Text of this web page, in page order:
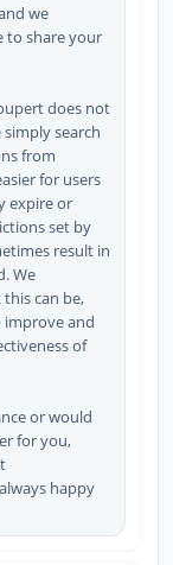
we
to share your
does not
search
from
for users
expire or
set by
result in
We
can be,
improve and
of
or would
for you,
happy